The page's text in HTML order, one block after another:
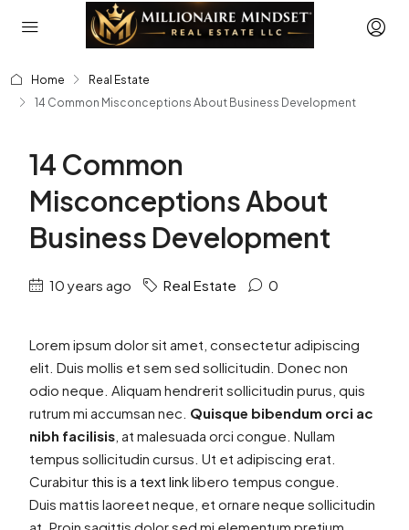
Home
Real Estate
14 Common Misconceptions About Business Development
14 Common
Misconceptions About
Business Development
10 years ago Real Estate 0
Lorem ipsum dolor sit amet, consectetur adipiscing
elit. Duis mollis et sem sed sollicitudin. Donec non
odio neque. Aliquam hendrerit sollicitudin purus, quis
rutrum mi accumsan nec. Quisque bibendum orci ac
nibh facilisis , at malesuada orci congue. Nullam
tempus sollicitudin cursus. Ut et adipiscing erat.
Curabitur this is a text linklibero tempus congue.
Duis mattis laoreet neque, et ornare neque sollicitudin